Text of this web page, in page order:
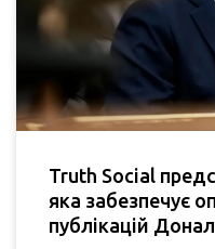
Truth Social
яка забезпечує
публікацій